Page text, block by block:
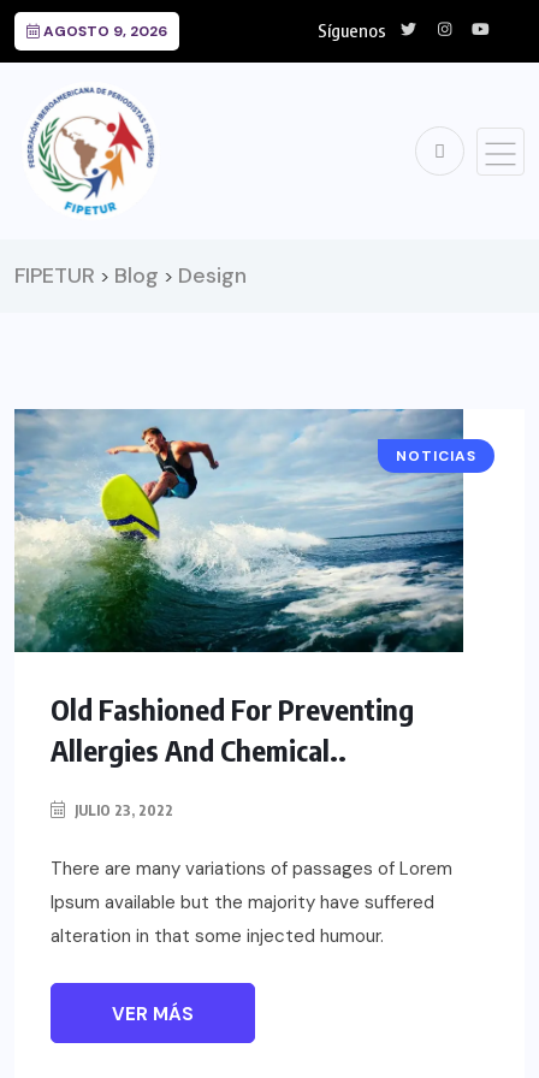
AGOSTO 9, 2026 Síguenos
FIPETUR > Blog > Design
NOTICIAS
Old Fashioned For Preventing
Allergies And Chemical..
JULIO 23, 2022
There are many variations of passages of Lorem
Ipsum available but the majority have suffered
alteration in that some injected humour.
VER MÁS